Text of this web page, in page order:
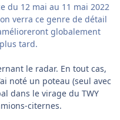
du 12 mai au 11 mai 2022
verra ce genre de détail
globalement
tard.
le radar. En tout cas,
noté un poteau (seul avec
dans le virage du TWY
citernes.